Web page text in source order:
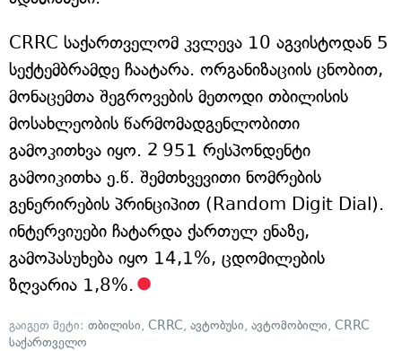
CRRC საქართველომ კვლევა 10 აგვისტოდან 5
სექტემბრამდე ჩაატარა. ორგანიზაციის ცნობით,
მონაცემთა შეგროვების მეთოდი თბილისის
მოსახლეობის წარმომადგენლობითი
გამოკითხვა იყო. 2 951 რესპონდენტი
გამოიკითხა ე.წ. შემთხვევითი ნომრების
გენერირების პრინციპით (Random Digit Dial).
ინტერვიუები ჩატარდა ქართულ ენაზე,
გამოპასუხება იყო 14,1%, ცდომილების
ზღვარია 1,8%.
გაიგეთ მეტი: თბილისი, CRRC, ავტობუსი, ავტომობილი, CRRC
საქართველო